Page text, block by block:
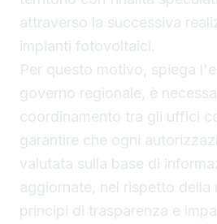
attraverso la successiva
impianti fotovoltaici.
Per questo motivo, spiega
governo regionale, è
coordinamento tra gli uffici
garantire che ogni
valutata sulla base di
aggiornate, nel rispetto della
principi di trasparenza e